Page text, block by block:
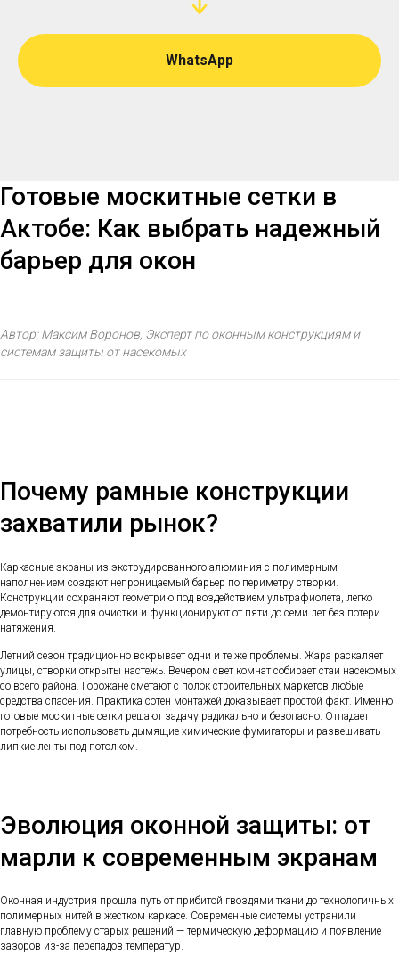
WhatsApp
Готовые москитные сетки в
Актобе: Как выбрать надежный
барьер для окон
Автор: Максим Воронов, Эксперт по оконным конструкциям и
системам защиты от насекомых
Почему рамные конструкции
захватили рынок?
Каркасные экраны из экструдированного алюминия с полимерным
наполнением создают непроницаемый барьер по периметру створки.
Конструкции сохраняют геометрию под воздействием ультрафиолета, легко
демонтируются для очистки и функционируют от пяти до семи лет без потери
натяжения.
Летний сезон традиционно вскрывает одни и те же проблемы. Жара раскаляет
улицы, створки открыты настежь. Вечером свет комнат собирает стаи насекомых
со всего района. Горожане сметают с полок строительных маркетов любые
средства спасения. Практика сотен монтажей доказывает простой факт. Именно
готовые москитные сетки решают задачу радикально и безопасно. Отпадает
потребность использовать дымящие химические фумигаторы и развешивать
липкие ленты под потолком.
Эволюция оконной защиты: от
марли к современным экранам
Оконная индустрия прошла путь от прибитой гвоздями ткани до технологичных
полимерных нитей в жестком каркасе. Современные системы устранили
главную проблему старых решений — термическую деформацию и появление
зазоров из-за перепадов температур.